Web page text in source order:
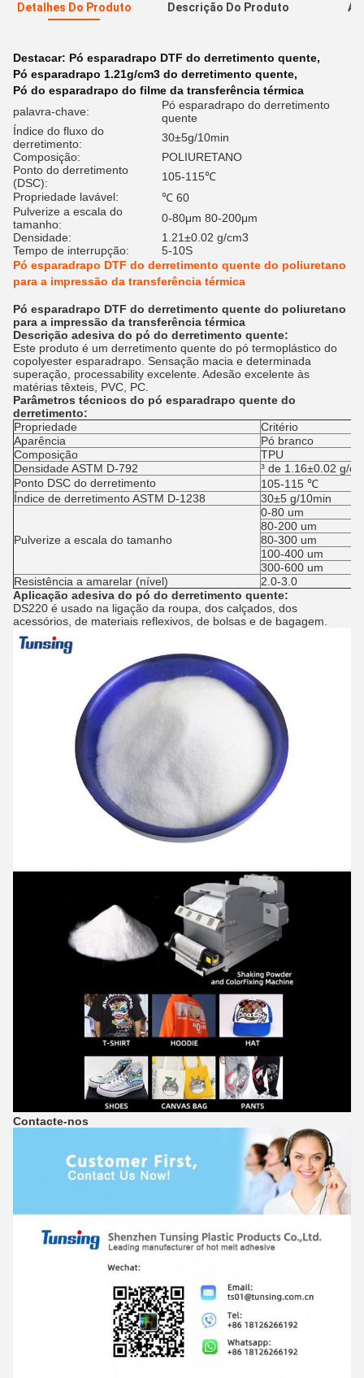
Detalhes Do Produto Descrição Do Produto
Destacar: Pó esparadrapo DTF do derretimento quente,
Pó esparadrapo 1.21g/cm3 do derretimento quente,
Pó do esparadrapo do filme da transferência térmica
palavra-chave:
Pó esparadrapo do derretimento
quente
Índice do fluxo do
derretimento:
30±5g/10min
Composição:
POLIURETANO
Ponto do derretimento
(DSC):
105-115℃
Propriedade lavável:
℃ 60
Pulverize a escala do
tamanho:
0-80μm 80-200μm
Densidade:
1.21±0.02 g/cm3
Tempo de interrupção:
5-10S
Pó esparadrapo DTF do derretimento quente do poliuretano
para a impressão da transferência térmica
Pó esparadrapo DTF do derretimento quente do poliuretano
para a impressão da transferência térmica
Descrição adesiva do pó do derretimento quente:
Este produto é um derretimento quente do pó termoplástico do
copolyester esparadrapo. Sensação macia e determinada
superação, processability excelente. Adesão excelente às
matérias têxteis, PVC, PC.
Parâmetros técnicos do pó esparadrapo quente do
derretimento:
Propriedade
Critério
Aparência
Pó branco
Composição
TPU
Densidade ASTM D-792
³ de 1.16±0.02 g/cm
Ponto DSC do derretimento
105-115 ℃
Índice de derretimento ASTM D-1238
30±5 g/10min
Pulverize a escala do tamanho
0-80 um
80-200 um
80-300 um
100-400 um
300-600 um
Resistência a amarelar (nível)
2.0-3.0
Aplicação adesiva do pó do derretimento quente:
DS220 é usado na ligação da roupa, dos calçados, dos
acessórios, de materiais reflexivos, de bolsas e de bagagem.
Contacte-nos